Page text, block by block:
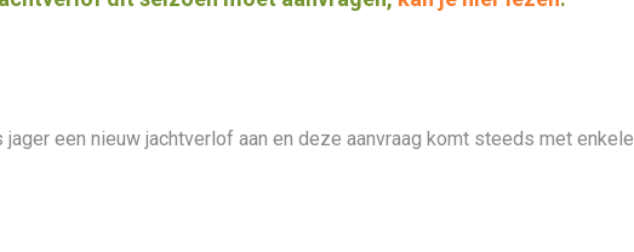
jager een nieuw jachtverlof aan en deze aanvraag komt steeds met enkele